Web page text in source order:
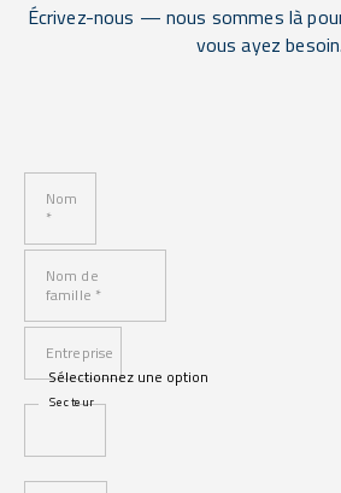
Écrivez-nous — nous sommes là
vous ayez besoin.
Nom
*
Nom de
famille *
Entreprise
Secteur